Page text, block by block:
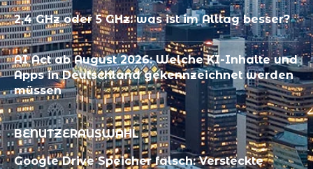
2,4 GHz oder 5 GHz: was ist im Alltag besser?
AI Act ab August 2026: Welche KI-Inhalte und
Apps in Deutschland gekennzeichnet werden
müssen
BENUTZERAUSWAHL
Google Drive Speicher falsch: Versteckte